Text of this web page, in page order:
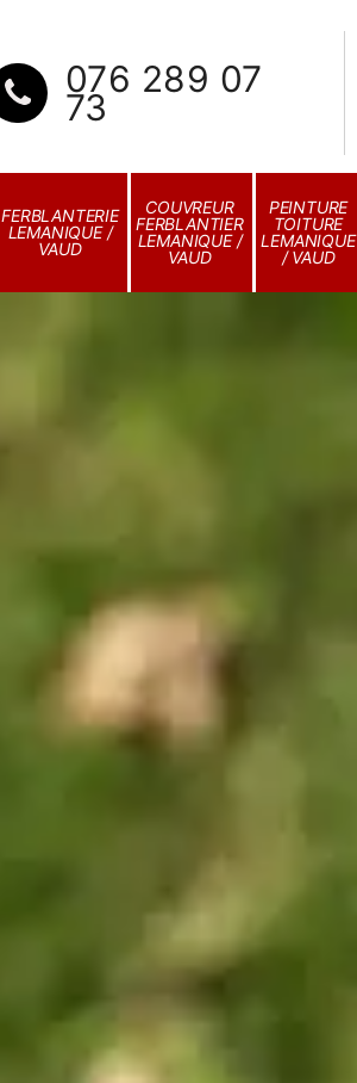
076 289 07
73
FERBLANTERIE
LEMANIQUE /
VAUD
COUVREUR
FERBLANTIER
LEMANIQUE /
VAUD
PEINTURE
TOITURE
LEMANIQUE
/ VAUD